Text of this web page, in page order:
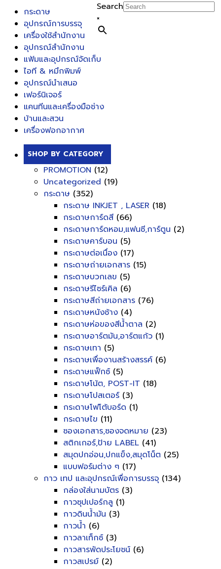
Search
×
กระดาษ
อุปกรณ์การบรรจุ
เครื่องใช้สำนักงาน
อุปกรณ์สำนักงาน
แฟ้มและอุปกรณ์จัดเก็บ
ไอที & หมึกพิมพ์
อุปกรณ์นำเสนอ
เฟอร์นิเจอร์
แคนทีนและเครื่องมือช่าง
บ้านและสวน
เครื่องฟอกอากาศ
SHOP BY CATEGORY
PROMOTION (12)
Uncategorized (19)
กระดาษ (352)
กระดาษ INKJET , LASER (18)
กระดาษการ์ดสี (66)
กระดาษการ์ดหอม,แฟนซี,การ์ตูน (2)
กระดาษคาร์บอน (5)
กระดาษต่อเนื่อง (17)
กระดาษถ่ายเอกสาร (15)
กระดาษบวกเลข (5)
กระดาษรีไซร์เคิล (6)
กระดาษสีถ่ายเอกสาร (76)
กระดาษหนังช้าง (4)
กระดาษห่อของสีน้ำตาล (2)
กระดาษอาร์ตมัน,อาร์ตแก้ว (1)
กระดาษเทา (5)
กระดาษเพื่องานสร้างสรรค์ (6)
กระดาษแฟ็กซ์ (5)
กระดาษโน้ต, POST-IT (18)
กระดาษโปสเตอร์ (3)
กระดาษโฟโต้บอร์ด (1)
กระดาษไข (11)
ซองเอกสาร,ซองจดหมาย (23)
สติกเกอร์,ป้าย LABEL (41)
สมุดปกอ่อน,ปกแข็ง,สมุดโน็ต (25)
แบบฟอร์มต่าง ๆ (17)
กาว เทป และอุปกรณ์เพื่อการบรรจุ (134)
กล่องใส่นามบัตร (3)
กาวซุปเปอร์กลู (1)
กาวดินน้ำมัน (3)
กาวน้ำ (6)
กาวลาเท็กซ์ (3)
กาวสารพัดประโยชน์ (6)
กาวสเปรย์ (2)